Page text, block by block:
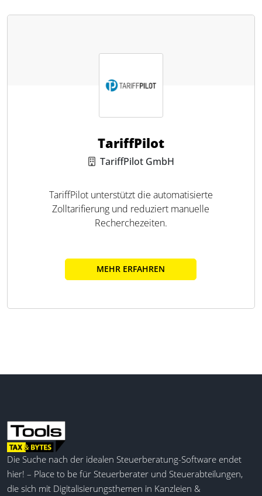
TariffPilot
TariffPilot GmbH
TariffPilot unterstützt die automatisierte
Zolltarifierung und reduziert manuelle
Recherchezeiten.
MEHR ERFAHREN
Die Suche nach der idealen Steuerberatung-Software endet
hier! – Place to be für Steuerberater und Steuerabteilungen,
die sich mit Digitalisierungsthemen in Kanzleien &